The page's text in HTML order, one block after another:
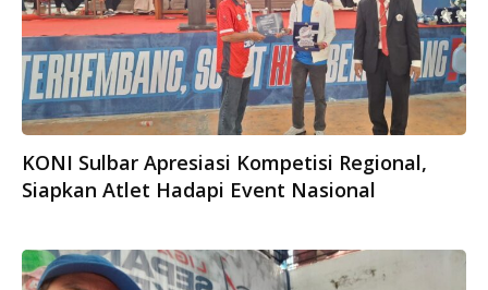
KONI Sulbar Apresiasi Kompetisi Regional,
Siapkan Atlet Hadapi Event Nasional